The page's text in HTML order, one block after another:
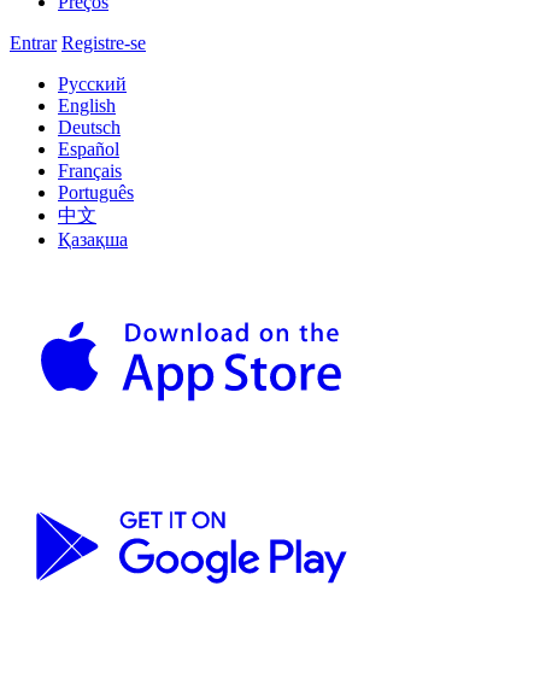
Entrar Registre-se
Русский
English
Deutsch
Español
Français
Português
中文
Қазақша